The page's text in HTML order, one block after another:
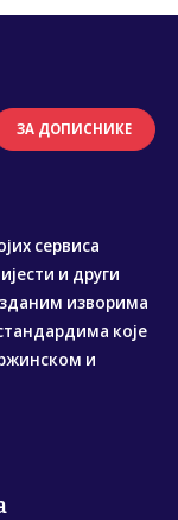
ЗА ДОПИСНИКЕ
сервиса
и други
изворима
које
и